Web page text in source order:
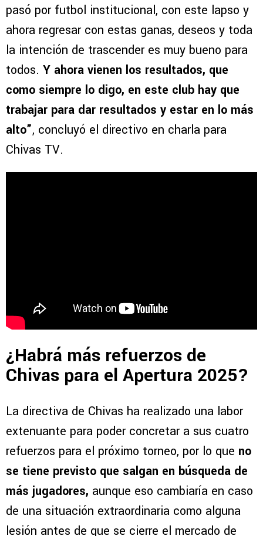
pasó por futbol institucional, con este lapso y
ahora regresar con estas ganas, deseos y toda
la intención de trascender es muy bueno para
todos. Y ahora vienen los resultados, que
como siempre lo digo, en este club hay que
trabajar para dar resultados y estar en lo más
alto”, concluyó el directivo en charla para
Chivas TV.
¿Habrá más refuerzos de
Chivas para el Apertura 2025?
La directiva de Chivas ha realizado una labor
extenuante para poder concretar a sus cuatro
refuerzos para el próximo torneo, por lo que no
se tiene previsto que salgan en búsqueda de
más jugadores, aunque eso cambiaría en caso
de una situación extraordinaria como alguna
lesión antes de que se cierre el mercado de